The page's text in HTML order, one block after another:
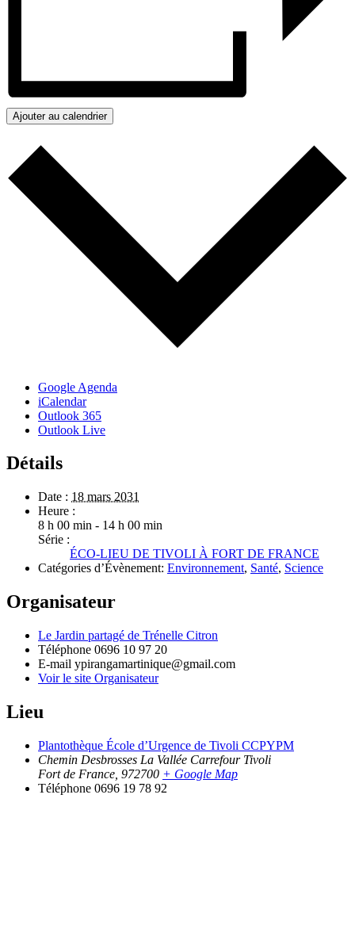
Ajouter au calendrier
Google Agenda
iCalendar
Outlook 365
Outlook Live
Détails
Date : 18 mars 2031
Heure :
8 h 00 min - 14 h 00 min
Série :
ÉCO-LIEU DE TIVOLI À FORT DE FRANCE
Catégories d’Évènement: Environnement, Santé, Science
Organisateur
Le Jardin partagé de Trénelle Citron
Téléphone 0696 10 97 20
E-mail ypirangamartinique@gmail.com
Voir le site Organisateur
Lieu
Plantothèque École d’Urgence de Tivoli CCPYPM
Chemin Desbrosses La Vallée Carrefour Tivoli
Fort de France 972700 + Google Map
Téléphone 0696 19 78 92